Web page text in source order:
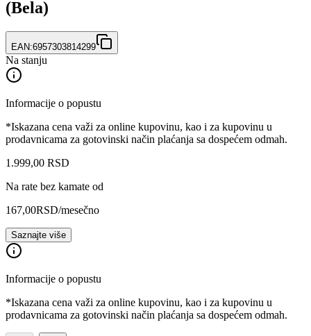
(Bela)
EAN:6957303814299
Na stanju
Informacije o popustu
*Iskazana cena važi za online kupovinu, kao i za kupovinu u
prodavnicama za gotovinski način plaćanja sa dospećem odmah.
1.999,00 RSD
Na rate bez kamate od
167,00RSD/mesečno
Saznajte više
Informacije o popustu
*Iskazana cena važi za online kupovinu, kao i za kupovinu u
prodavnicama za gotovinski način plaćanja sa dospećem odmah.